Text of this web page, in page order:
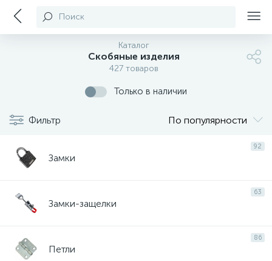
Поиск
Каталог
Скобяные изделия
427 товаров
Только в наличии
Фильтр По популярности
92
Замки
63
Замки-защелки
86
Петли